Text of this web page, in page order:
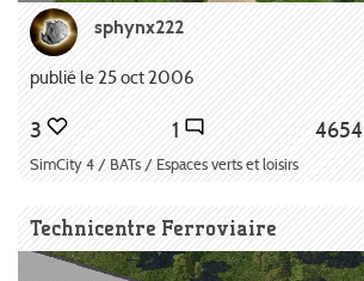
sphynx222
publié le 25 oct 2006
3 1 4654
SimCity 4 / BATs / Espaces verts et loisirs
Technicentre Ferroviaire